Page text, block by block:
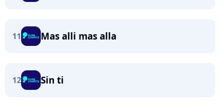
11 Mas alli mas alla
12 Sin ti